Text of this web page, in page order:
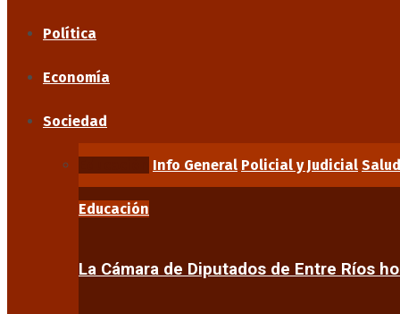
Política
Economía
Sociedad
Info General Policial y Judicial Salud
Educación
La Cámara de Diputados de Entre Ríos